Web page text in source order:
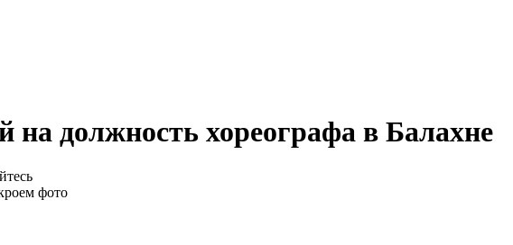
на должность хореографа в Балахне
фото